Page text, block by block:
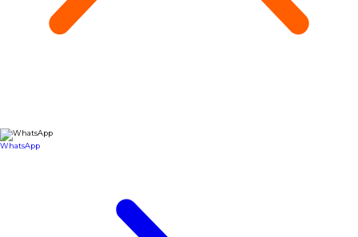
WhatsApp